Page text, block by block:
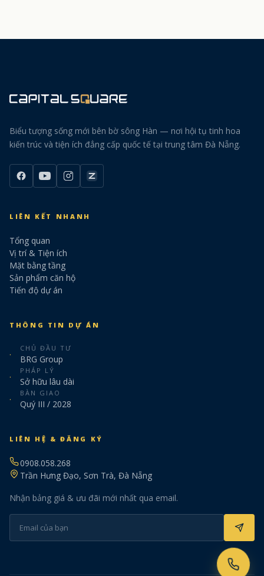
Biểu tượng sống mới bên bờ sông Hàn — nơi hội tụ tinh hoa
kiến trúc và tiện ích đẳng cấp quốc tế tại trung tâm Đà Nẵng.
LIÊN KẾT NHANH
Tổng quan
Vị trí & Tiện ích
Mặt bằng tầng
Sản phẩm căn hộ
Tiến độ dự án
THÔNG TIN DỰ ÁN
·
CHỦ ĐẦU TƯ
BRG Group
·
PHÁP LÝ
Sở hữu lâu dài
·
BÀN GIAO
Quý III / 2028
LIÊN HỆ & ĐĂNG KÝ
0908.058.268
Trần Hưng Đạo, Sơn Trà, Đà Nẵng
Nhận bảng giá & ưu đãi mới nhất qua email.